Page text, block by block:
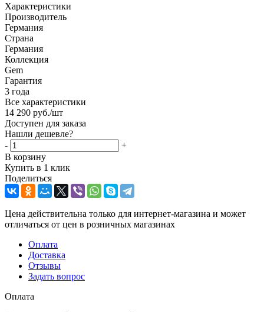
Характеристики
Производитель
Германия
Страна
Германия
Коллекция
Gem
Гарантия
3 года
Все характеристики
14 290 руб./шт
Доступен для заказа
Нашли дешевле?
-
+
В корзину
Купить в 1 клик
Поделиться
Цена действительна только для интернет-магазина и может
отличаться от цен в розничных магазинах
Оплата
Доставка
Отзывы
Задать вопрос
Оплата